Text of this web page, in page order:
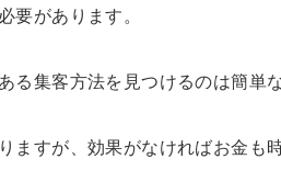
要があります。
る集客方法を見つけるのは簡単
ますが、効果がなければお金も